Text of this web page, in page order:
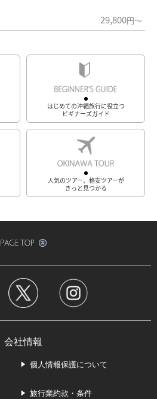
29,800円～
はじめての沖縄旅行に役立つ
ビギナーズガイド
人気のツアー、格安ツアーが
きっと見つかる
会社情報
個人情報保護について
旅行業約款・条件